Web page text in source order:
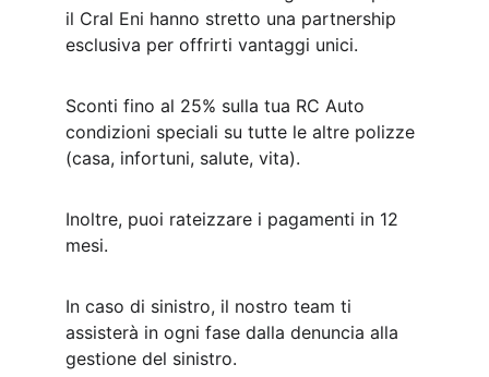
il Cral Eni hanno stretto una partnership
esclusiva per offrirti vantaggi unici.
Sconti fino al 25% sulla tua RC Auto
condizioni speciali su tutte le altre polizze
(casa, infortuni, salute, vita).
Inoltre, puoi rateizzare i pagamenti in 12
mesi.
In caso di sinistro, il nostro team ti
assisterà in ogni fase dalla denuncia alla
gestione del sinistro.